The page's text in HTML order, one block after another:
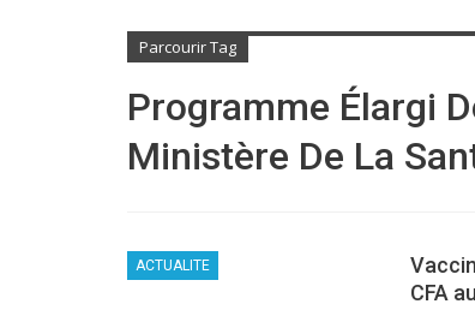
Parcourir Tag
Programme Élargi
Ministère De La
ACTUALITE
CFA